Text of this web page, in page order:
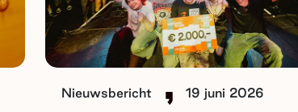
Nieuwsbericht 19 juni 2026